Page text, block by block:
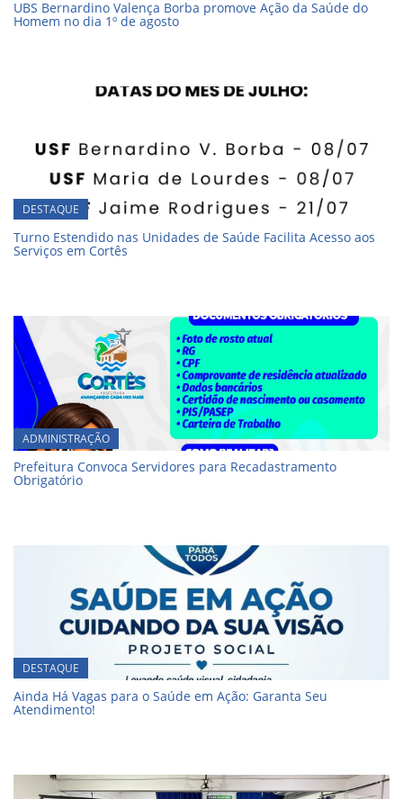
UBS Bernardino Valença Borba promove Ação da Saúde do
Homem no dia 1º de agosto
DESTAQUE
Turno Estendido nas Unidades de Saúde Facilita Acesso aos
Serviços em Cortês
ADMINISTRAÇÃO
Prefeitura Convoca Servidores para Recadastramento
Obrigatório
DESTAQUE
Ainda Há Vagas para o Saúde em Ação: Garanta Seu
Atendimento!